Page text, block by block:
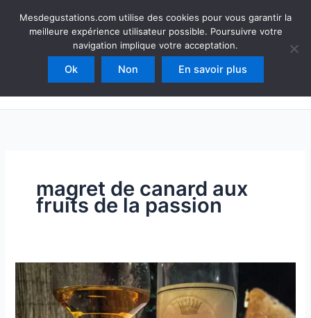
Mesdegustations
Dégustations, accords & autour du vin
Rechercher
magret de canard aux
fruits de la passion
Mesdegustations.com utilise des cookies pour vous garantir la
meilleure expérience utilisateur possible. Poursuivre votre
navigation implique votre acceptation.
Ok Non En savoir plus